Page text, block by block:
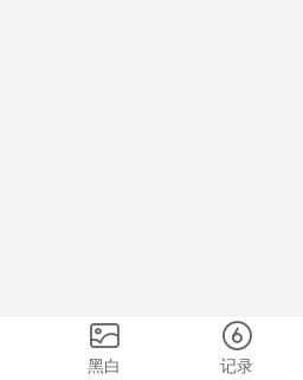
黑白 记录